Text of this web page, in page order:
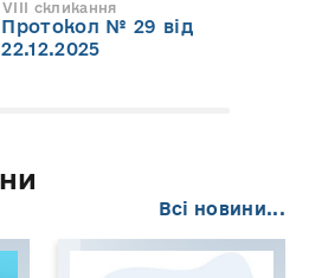
скликання
Протокол № 29 від
22.12.2025
Всі новини...